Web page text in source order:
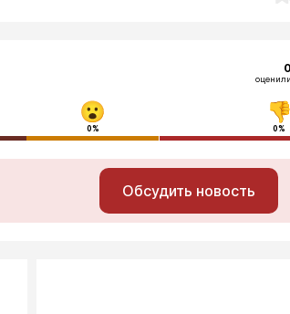
0
оценили
0% 0%
Обсудить новость